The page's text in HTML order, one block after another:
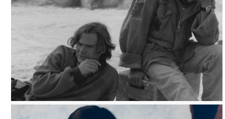
LA ORILLA DE LA TIERRA, TOMADA DE CCC